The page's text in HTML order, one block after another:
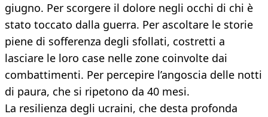
giugno. Per scorgere il dolore negli occhi di chi è
stato toccato dalla guerra. Per ascoltare le storie
piene di sofferenza degli sfollati, costretti a
lasciare le loro case nelle zone coinvolte dai
combattimenti. Per percepire l’angoscia delle notti
di paura, che si ripetono da 40 mesi.
La resilienza degli ucraini, che desta profonda